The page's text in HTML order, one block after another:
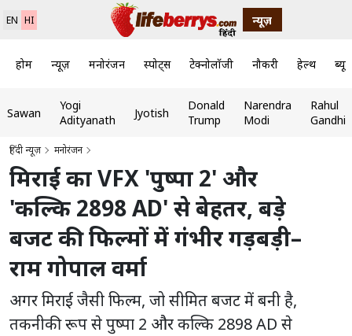
EN HI न्यूज़
होम न्यूज़ मनोरंजन स्पोर्ट्स टेक्नोलॉजी नौकरी हेल्थ
Sawan
Yogi
Adityanath
Jyotish
Donald
Trump
Narendra
Modi
Rahul
Gandhi
हिंदी न्यूज़ मनोरंजन
मिराई का VFX 'पुष्पा 2' और
'कल्कि 2898 AD' से बेहतर, बड़े
बजट की फिल्मों में गंभीर गड़बड़ी–
राम गोपाल वर्मा
अगर मिराई जैसी फिल्म, जो सीमित बजट में बनी है,
तकनीकी रूप से पुष्पा 2 और कल्कि 2898 AD से